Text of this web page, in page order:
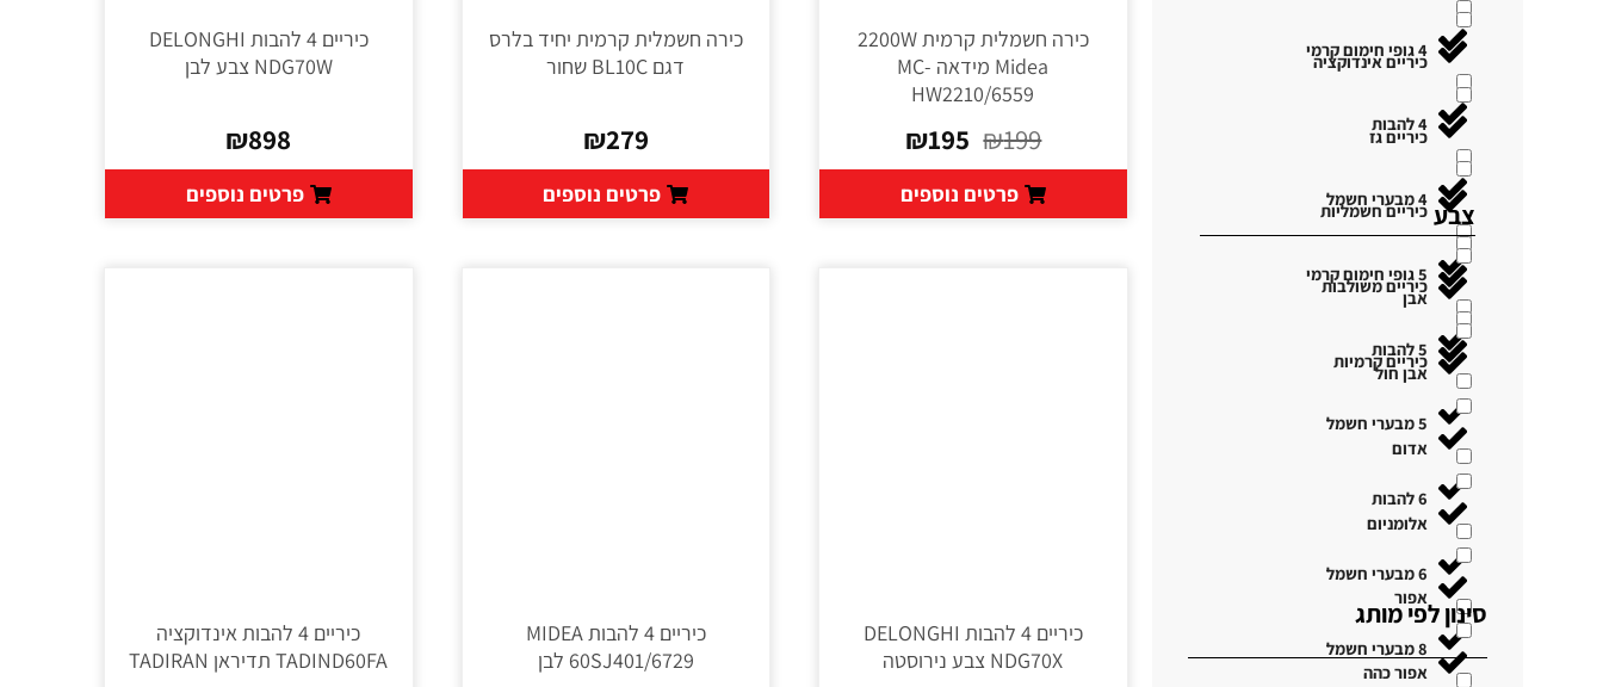
4 גופי חימום קרמי
4 להבות
4 מבערי חשמל
5 גופי חימום קרמי
5 להבות
5 מבערי חשמל
6 להבות
6 מבערי חשמל
8 מבערי חשמל
כיריים אינדוקציה
כיריים גז
כיריים חשמליות
כיריים משולבות
כיריים קרמיות
צבע
אבן
אבן חול
אדום
אלומניום
אפור
אפור כהה
סינון לפי מותג
Midea מידאה MC-
HW2210/6559
₪199
₪195
פרטים נוספים
כירה חשמלית קרמית יחיד בלרס
דגם BL10C שחור
₪279
פרטים נוספים
כיריים 4 להבות DELONGHI
NDG70W צבע לבן
₪898
פרטים נוספים
כיריים 4 להבות DELONGHI
NDG70X צבע נירוסטה
כיריים 4 להבות MIDEA
60SJ401/6729 לבן
כיריים 4 להבות אינדוקציה
TADIND60FA תדיראן TADIRAN